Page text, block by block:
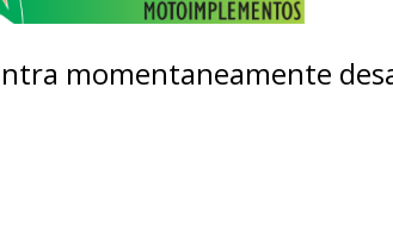
momentaneamente